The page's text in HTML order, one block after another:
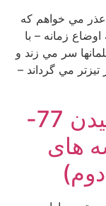
مي خواهم كه
زمانه – با
سر مي زند و
مي گرداند –
پاسخ هایی برای اندیشیدن 77-
های